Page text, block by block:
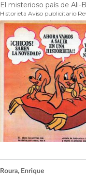
Historieta Aviso publicitario
Roura, Enrique